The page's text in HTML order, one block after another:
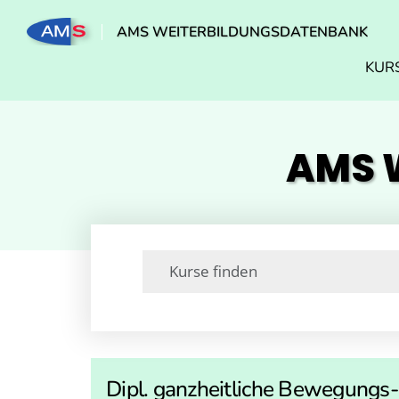
AMS WEITERBILDUNGSDATENBANK
AMS
Dipl. ganzheitliche